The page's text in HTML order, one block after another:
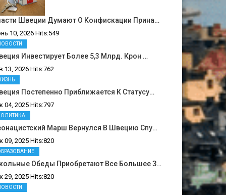
Швеции Думают О Конфискации Прина…
10, 2026 Hits:549
Инвестирует Более 5,3 Млрд. Крон …
13, 2026 Hits:762
Постепенно Приближается К Статусу…
04, 2025 Hits:797
Марш Вернулся В Швецию Спу…
09, 2025 Hits:820
Обеды Приобретают Все Большее З…
29, 2025 Hits:820